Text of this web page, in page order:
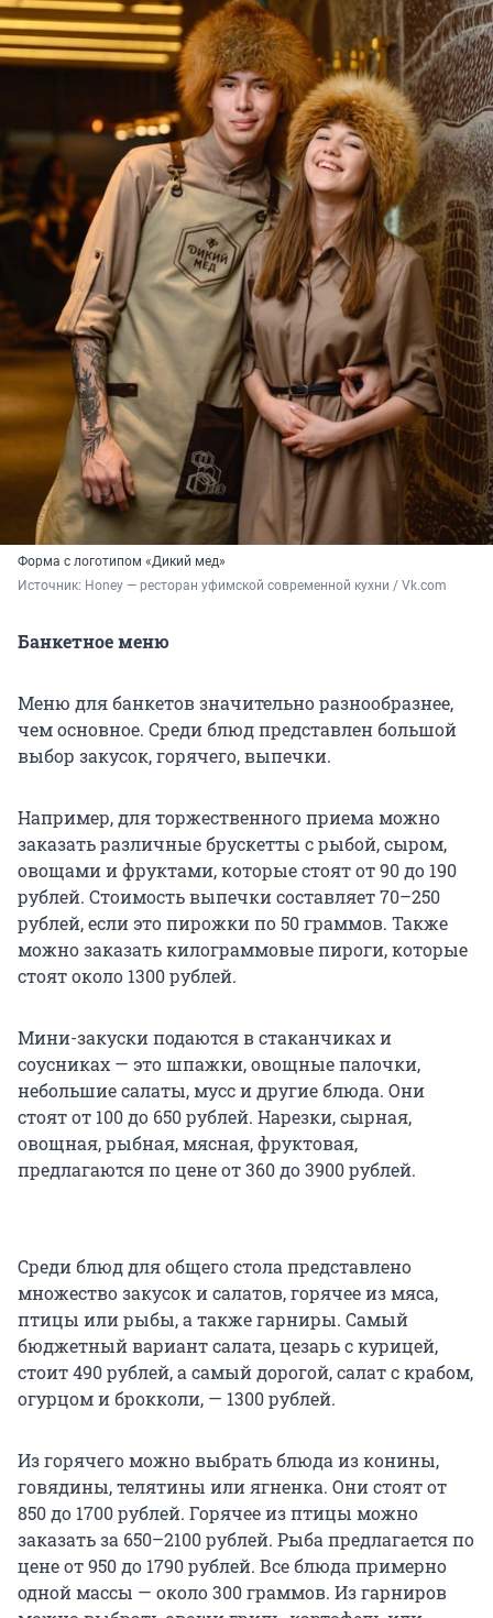
Форма с логотипом «Дикий мед»
Источник: Honey — ресторан уфимской современной кухни / Vk.com
Банкетное меню
Меню для банкетов значительно разнообразнее,
чем основное. Среди блюд представлен большой
выбор закусок, горячего, выпечки.
Например, для торжественного приема можно
заказать различные брускетты с рыбой, сыром,
овощами и фруктами, которые стоят от 90 до 190
рублей. Стоимость выпечки составляет 70–250
рублей, если это пирожки по 50 граммов. Также
можно заказать килограммовые пироги, которые
стоят около 1300 рублей.
Мини-закуски подаются в стаканчиках и
соусниках — это шпажки, овощные палочки,
небольшие салаты, мусс и другие блюда. Они
стоят от 100 до 650 рублей. Нарезки, сырная,
овощная, рыбная, мясная, фруктовая,
предлагаются по цене от 360 до 3900 рублей.
Среди блюд для общего стола представлено
множество закусок и салатов, горячее из мяса,
птицы или рыбы, а также гарниры. Самый
бюджетный вариант салата, цезарь с курицей,
стоит 490 рублей, а самый дорогой, салат с крабом,
огурцом и брокколи, — 1300 рублей.
Из горячего можно выбрать блюда из конины,
говядины, телятины или ягненка. Они стоят от
850 до 1700 рублей. Горячее из птицы можно
заказать за 650–2100 рублей. Рыба предлагается по
цене от 950 до 1790 рублей. Все блюда примерно
одной массы — около 300 граммов. Из гарниров